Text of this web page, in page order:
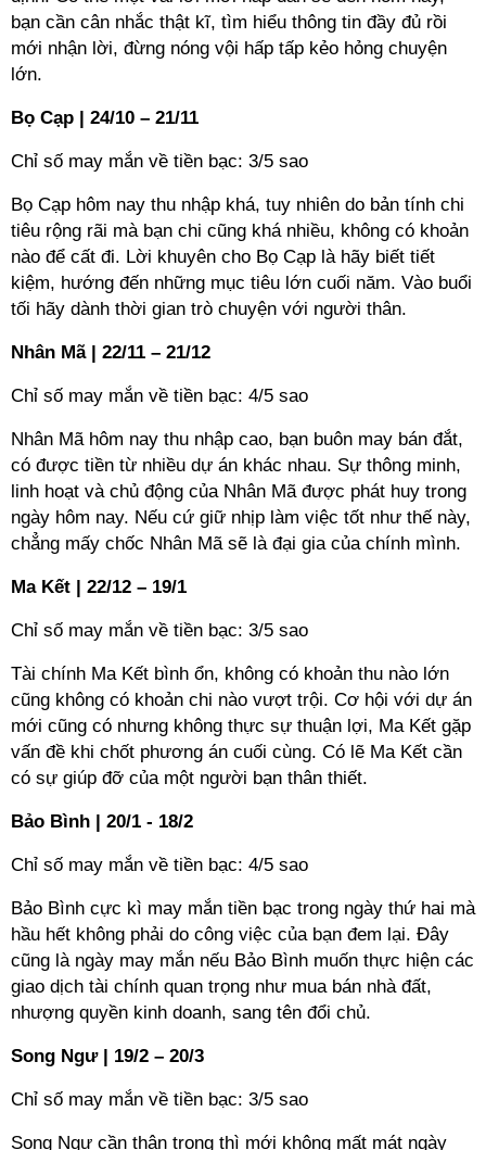
bạn cần cân nhắc thật kĩ, tìm hiểu thông tin đầy đủ rồi
mới nhận lời, đừng nóng vội hấp tấp kẻo hỏng chuyện
lớn.
Bọ Cạp | 24/10 – 21/11
Chỉ số may mắn về tiền bạc: 3/5 sao
Bọ Cạp hôm nay thu nhập khá, tuy nhiên do bản tính chi
tiêu rộng rãi mà bạn chi cũng khá nhiều, không có khoản
nào để cất đi. Lời khuyên cho Bọ Cạp là hãy biết tiết
kiệm, hướng đến những mục tiêu lớn cuối năm. Vào buổi
tối hãy dành thời gian trò chuyện với người thân.
Nhân Mã | 22/11 – 21/12
Chỉ số may mắn về tiền bạc: 4/5 sao
Nhân Mã hôm nay thu nhập cao, bạn buôn may bán đắt,
có được tiền từ nhiều dự án khác nhau. Sự thông minh,
linh hoạt và chủ động của Nhân Mã được phát huy trong
ngày hôm nay. Nếu cứ giữ nhịp làm việc tốt như thế này,
chẳng mấy chốc Nhân Mã sẽ là đại gia của chính mình.
Ma Kết | 22/12 – 19/1
Chỉ số may mắn về tiền bạc: 3/5 sao
Tài chính Ma Kết bình ổn, không có khoản thu nào lớn
cũng không có khoản chi nào vượt trội. Cơ hội với dự án
mới cũng có nhưng không thực sự thuận lợi, Ma Kết gặp
vấn đề khi chốt phương án cuối cùng. Có lẽ Ma Kết cần
có sự giúp đỡ của một người bạn thân thiết.
Bảo Bình | 20/1 - 18/2
Chỉ số may mắn về tiền bạc: 4/5 sao
Bảo Bình cực kì may mắn tiền bạc trong ngày thứ hai mà
hầu hết không phải do công việc của bạn đem lại. Đây
cũng là ngày may mắn nếu Bảo Bình muốn thực hiện các
giao dịch tài chính quan trọng như mua bán nhà đất,
nhượng quyền kinh doanh, sang tên đổi chủ.
Song Ngư | 19/2 – 20/3
Chỉ số may mắn về tiền bạc: 3/5 sao
Song Ngư cần thận trọng thì mới không mất mát ngày